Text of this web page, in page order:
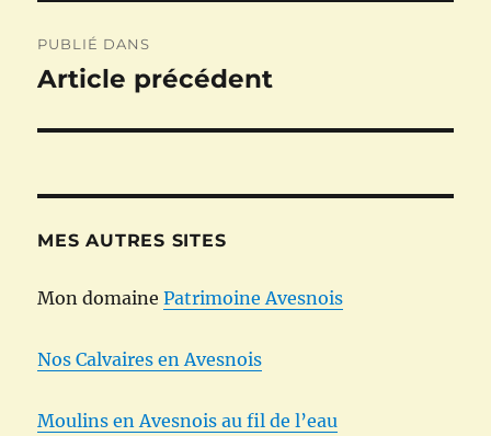
de
PUBLIÉ DANS
Article précédent
MES AUTRES SITES
Mon domainePatrimoine Avesnois
Nos Calvaires en Avesnois
Moulins en Avesnois au fil de l’eau